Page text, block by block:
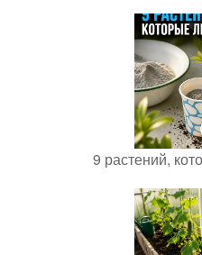
9 растений,